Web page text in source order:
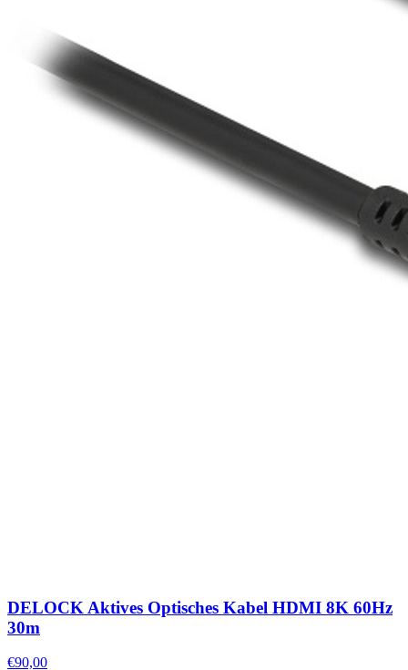
DELOCK Aktives Optisches Kabel HDMI 8K 60Hz
30m
€90,00